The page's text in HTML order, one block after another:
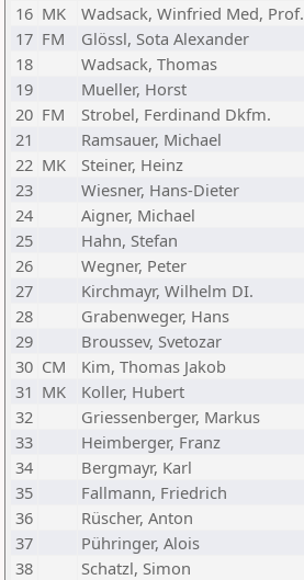
16 MK Wadsack, Winfried Med, Prof.
17 FM Glössl, Sota Alexander
18
Wadsack, Thomas
19
Mueller, Horst
20 FM Strobel, Ferdinand Dkfm.
21
Ramsauer, Michael
22 MK Steiner, Heinz
23
Wiesner, Hans-Dieter
24
Aigner, Michael
25
Hahn, Stefan
26
Wegner, Peter
27
Kirchmayr, Wilhelm DI.
28
Grabenweger, Hans
29
Broussev, Svetozar
30 CM Kim, Thomas Jakob
31 MK Koller, Hubert
32
Griessenberger, Markus
33
Heimberger, Franz
34
Bergmayr, Karl
35
Fallmann, Friedrich
36
Rüscher, Anton
37
Pühringer, Alois
38
Schatzl, Simon